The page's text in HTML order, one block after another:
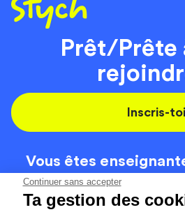
Continuer sans accepter
Ta gestion des
Prêt/Prête
Inscris-toi
Vous êtes
On recrute